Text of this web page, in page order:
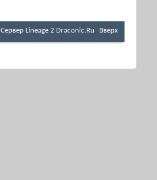
Cервер Lineage 2 Draconic.Ru Вверх